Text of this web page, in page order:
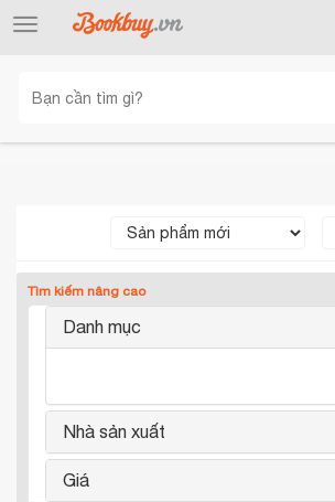
Toggle
Tìm kiếm nâng cao
Danh mục
Nhà sản xuất
Giá